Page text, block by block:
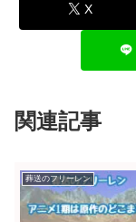
X
関連記事
葬送のフリーレン